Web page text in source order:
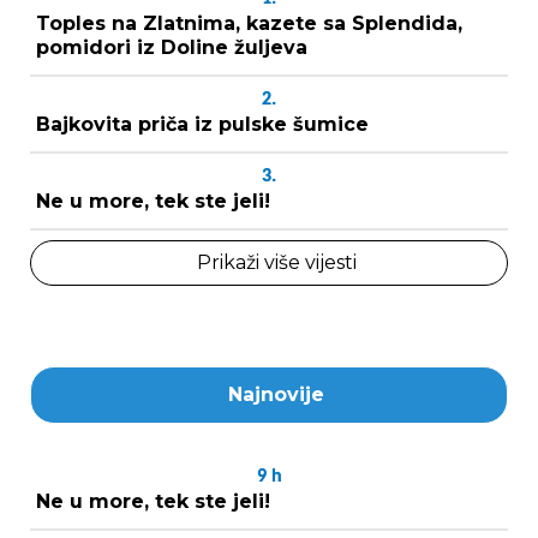
Toples na Zlatnima, kazete sa Splendida,
pomidori iz Doline žuljeva
2.
Bajkovita priča iz pulske šumice
3.
Ne u more, tek ste jeli!
Prikaži više vijesti
Najnovije
9 h
Ne u more, tek ste jeli!